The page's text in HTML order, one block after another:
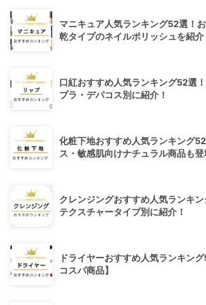
マニキュア人気ランキング52選！
乾タイプのネイルポリッシュを紹介
口紅おすすめ人気ランキング52選
プラ・デパコス別に紹介！
化粧下地おすすめ人気ランキング
ス・敏感肌向けナチュラル商品も登
クレンジングおすすめ人気ランキ
テクスチャータイプ別に紹介！
ドライヤーおすすめ人気ランキン
コスパ商品】